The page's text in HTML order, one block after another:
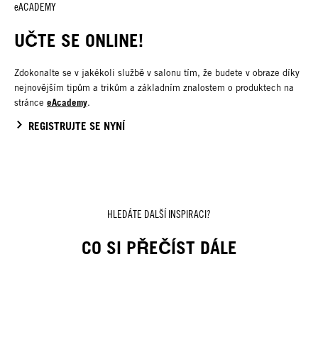
eACADEMY
UČTE SE ONLINE!
Zdokonalte se v jakékoli službě v salonu tím, že budete v obraze díky
nejnovějším tipům a trikům a základním znalostem o produktech na
stránce eAcademy.
REGISTRUJTE SE NYNÍ
HLEDÁTE DALŠÍ INSPIRACI?
CO SI PŘEČÍST DÁLE